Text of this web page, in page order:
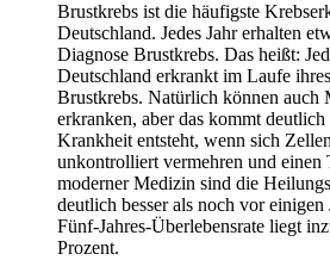
Brustkrebs ist die häufigste
Deutschland. Jedes Jahr erhalten
Diagnose Brustkrebs. Das heißt:
Deutschland erkrankt im Laufe
Brustkrebs. Natürlich können auch
erkranken, aber das kommt
Krankheit entsteht, wenn sich
unkontrolliert vermehren und
moderner Medizin sind die
deutlich besser als noch vor
Fünf-Jahres-Überlebensrate liegt
Prozent.